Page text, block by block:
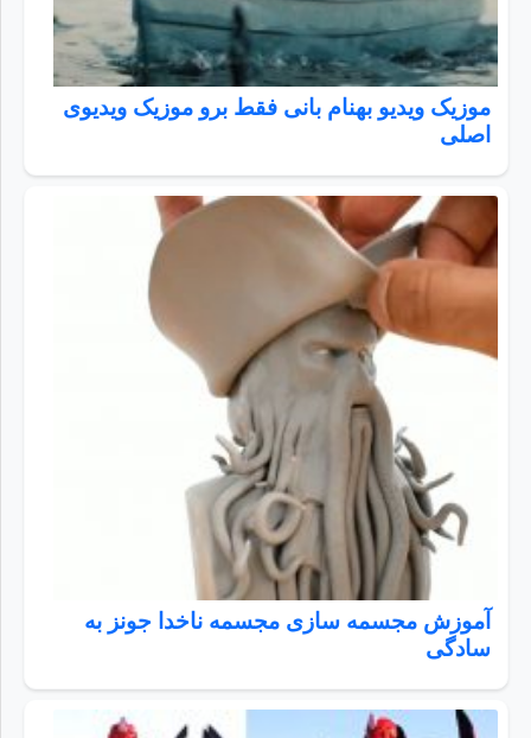
موزیک ویدیو بهنام بانی فقط برو موزیک ویدیوی
اصلی
آموزش مجسمه سازی مجسمه ناخدا جونز به
سادگی